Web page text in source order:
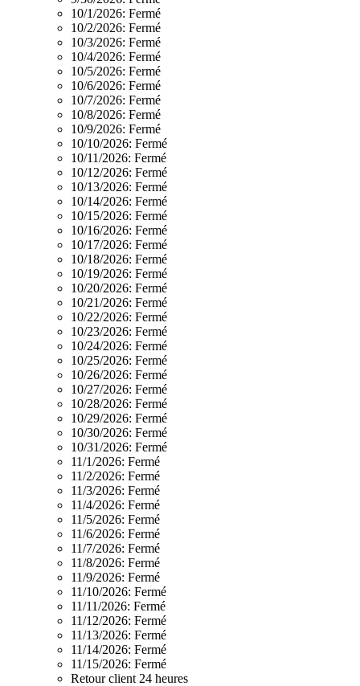
10/1/2026: Fermé
10/2/2026: Fermé
10/3/2026: Fermé
10/4/2026: Fermé
10/5/2026: Fermé
10/6/2026: Fermé
10/7/2026: Fermé
10/8/2026: Fermé
10/9/2026: Fermé
10/10/2026: Fermé
10/11/2026: Fermé
10/12/2026: Fermé
10/13/2026: Fermé
10/14/2026: Fermé
10/15/2026: Fermé
10/16/2026: Fermé
10/17/2026: Fermé
10/18/2026: Fermé
10/19/2026: Fermé
10/20/2026: Fermé
10/21/2026: Fermé
10/22/2026: Fermé
10/23/2026: Fermé
10/24/2026: Fermé
10/25/2026: Fermé
10/26/2026: Fermé
10/27/2026: Fermé
10/28/2026: Fermé
10/29/2026: Fermé
10/30/2026: Fermé
10/31/2026: Fermé
11/1/2026: Fermé
11/2/2026: Fermé
11/3/2026: Fermé
11/4/2026: Fermé
11/5/2026: Fermé
11/6/2026: Fermé
11/7/2026: Fermé
11/8/2026: Fermé
11/9/2026: Fermé
11/10/2026: Fermé
11/11/2026: Fermé
11/12/2026: Fermé
11/13/2026: Fermé
11/14/2026: Fermé
11/15/2026: Fermé
Retour client 24 heures